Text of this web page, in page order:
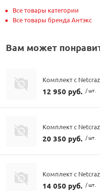
Все товары категории
Все товары бренда Антэкс
Вам может
Комплект с
12 950 руб. / шт.
Комплект с
20 350 руб. / шт.
Комплект с
14 050 руб. / шт.